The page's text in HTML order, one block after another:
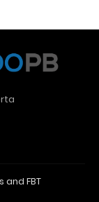
and FBT